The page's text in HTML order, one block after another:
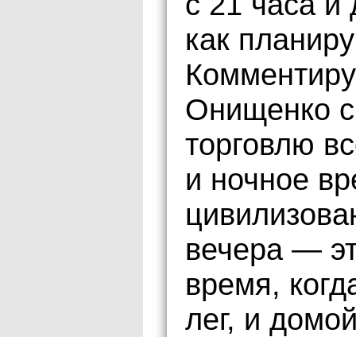
как
Онищенко
торговлю
и ночное
вечера —
время,
лег, и